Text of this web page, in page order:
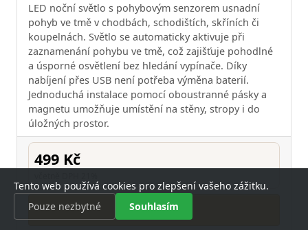
LED noční světlo s pohybovým senzorem usnadní
pohyb ve tmě v chodbách, schodištích, skříních či
koupelnách. Světlo se automaticky aktivuje při
zaznamenání pohybu ve tmě, což zajišťuje pohodlné
a úsporné osvětlení bez hledání vypínače. Díky
nabíjení přes USB není potřeba výměna baterií.
Jednoduchá instalace pomocí oboustranné pásky a
magnetu umožňuje umístění na stěny, stropy i do
úložných prostor.
499 Kč
Koupit
Tento web používá cookies pro zlepšení vašeho zážitku.
Pouze nezbytné
Souhlasím